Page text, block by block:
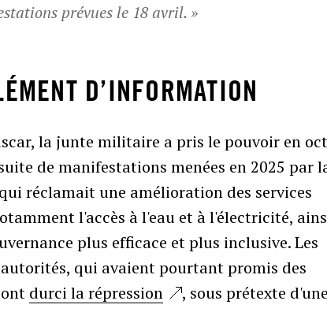
prévues le 18 avril. »
D’INFORMATION
la junte militaire a pris le pouvoir en
de manifestations menées en 2025 par
réclamait une amélioration des services
l'accès à l'eau et à l'électricité,
plus efficace et plus inclusive. Les
qui avaient pourtant promis des
durci la répression
, sous prétexte